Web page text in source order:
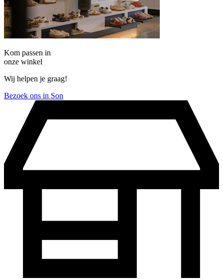
Kom passen in
onze winkel
Wij helpen je graag!
Bezoek ons in Son